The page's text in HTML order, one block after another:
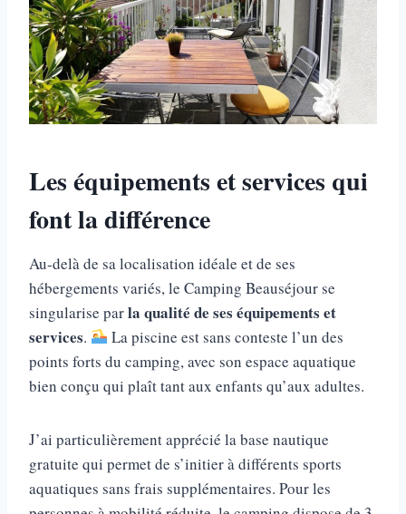
Les équipements et services qui
font la différence
Au-delà de sa localisation idéale et de ses
hébergements variés, le Camping Beauséjour se
singularise parla qualité de ses équipements et
services.
La piscine est sans conteste l’un des
points forts du camping, avec son espace aquatique
bien conçu qui plaît tant aux enfants qu’aux adultes.
J’ai particulièrement apprécié la base nautique
gratuite qui permet de s’initier à différents sports
aquatiques sans frais supplémentaires. Pour les